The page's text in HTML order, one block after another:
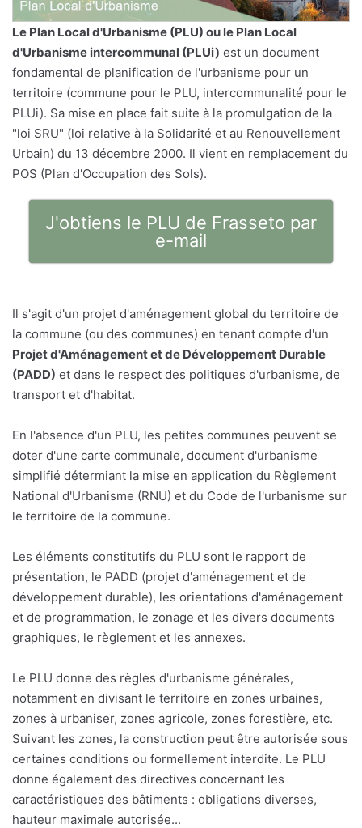
Le Plan Local d'Urbanisme (PLU) ou le Plan Local
d'Urbanisme intercommunal (PLUi) est un document
fondamental de planification de l'urbanisme pour un
territoire (commune pour le PLU, intercommunalité pour le
PLUi). Sa mise en place fait suite à la promulgation de la
"loi SRU" (loi relative à la Solidarité et au Renouvellement
Urbain) du 13 décembre 2000. Il vient en remplacement du
POS (Plan d'Occupation des Sols).
J'obtiens le PLU de Frasseto par
e-mail
Il s'agit d'un projet d'aménagement global du territoire de
la commune (ou des communes) en tenant compte d'un
Projet d'Aménagement et de Développement Durable
(PADD) et dans le respect des politiques d'urbanisme, de
transport et d'habitat.
En l'absence d'un PLU, les petites communes peuvent se
doter d'une carte communale, document d'urbanisme
simplifié détermiant la mise en application du Règlement
National d'Urbanisme (RNU) et du Code de l'urbanisme sur
le territoire de la commune.
Les éléments constitutifs du PLU sont le rapport de
présentation, le PADD (projet d'aménagement et de
développement durable), les orientations d'aménagement
et de programmation, le zonage et les divers documents
graphiques, le règlement et les annexes.
Le PLU donne des règles d'urbanisme générales,
notamment en divisant le territoire en zones urbaines,
zones à urbaniser, zones agricole, zones forestière, etc.
Suivant les zones, la construction peut être autorisée sous
certaines conditions ou formellement interdite. Le PLU
donne également des directives concernant les
caractéristiques des bâtiments : obligations diverses,
hauteur maximale autorisée...